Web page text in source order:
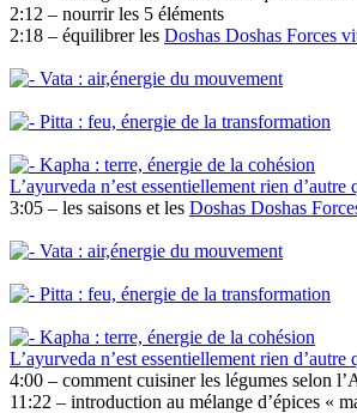
2:12 – nourrir les 5 éléments
2:18 – équilibrer les Doshas Doshas Forces
Vata : air,énergie du mouvement
Pitta : feu, énergie de la transformation
Kapha : terre, énergie de la cohésion
L’ayurveda n’est essentiellement rien d’autre
3:05 – les saisons et les Doshas Doshas
Vata : air,énergie du mouvement
Pitta : feu, énergie de la transformation
Kapha : terre, énergie de la cohésion
L’ayurveda n’est essentiellement rien d’autre
4:00 – comment cuisiner les légumes selon
11:22 – introduction au mélange d’épices «